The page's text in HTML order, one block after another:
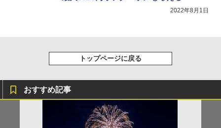
2022年8月1日
トップページに戻る
おすすめ記事